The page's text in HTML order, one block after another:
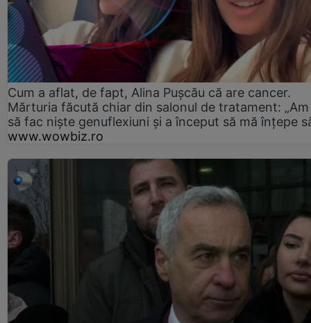
Cum a aflat, de fapt, Alina Pușcău că are cancer.
Mărturia făcută chiar din salonul de tratament:
să fac niște genuflexiuni și a început să mă înțepe
www.wowbiz.ro